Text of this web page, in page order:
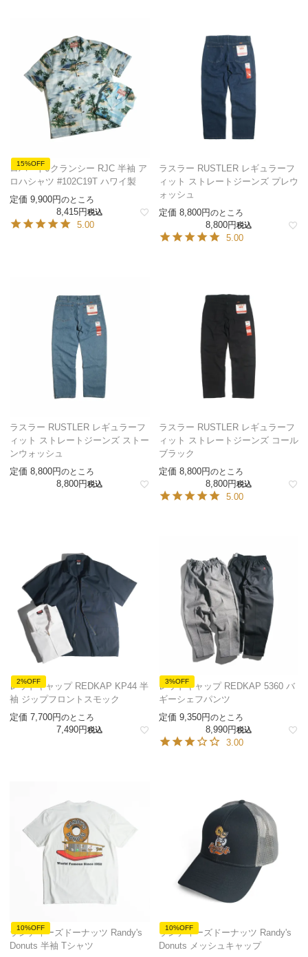
15%OFF
ロバートJクランシー RJC 半袖 ア
ロハシャツ #102C19T ハワイ製
定価 9,900 のところ
8,415 税込
5.00
ラスラー RUSTLER レギュラーフ
ィット ストレートジーンズ プレウ
ォッシュ
定価 8,800 のところ
8,800 税込
5.00
ラスラー RUSTLER レギュラーフ
ィット ストレートジーンズ ストー
ンウォッシュ
定価 8,800 のところ
8,800 税込
ラスラー RUSTLER レギュラーフ
ィット ストレートジーンズ コール
ブラック
定価 8,800 のところ
8,800 税込
5.00
2%OFF
レッドキャップ REDKAP KP44 半
袖 ジップフロントスモック
定価 7,700 のところ
7,490 税込
3%OFF
レッドキャップ REDKAP 5360 バ
ギーシェフパンツ
定価 9,350 のところ
8,990 税込
3.00
10%OFF
ランディーズドーナッツ Randy's
Donuts 半袖 Tシャツ
10%OFF
ランディーズドーナッツ Randy's
Donuts メッシュキャップ